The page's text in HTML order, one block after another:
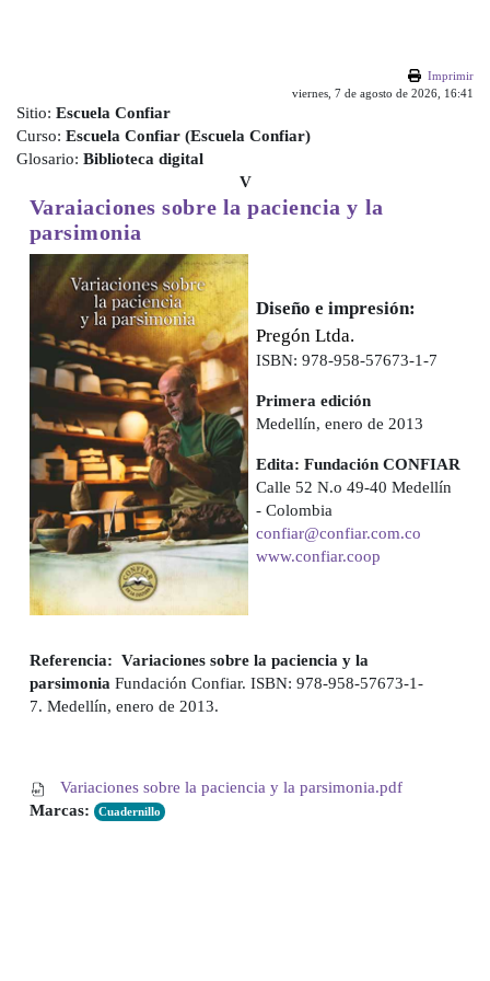
Imprimir
viernes, 7 de agosto de 2026, 16:41
Sitio: Escuela Confiar
Curso: Escuela Confiar (Escuela Confiar)
Glosario: Biblioteca digital
V
Varaiaciones sobre la paciencia y la
parsimonia
Diseño e impresión:
Pregón Ltda.
ISBN: 978-958-57673-1-7
Primera edición
Medellín, enero de 2013
Edita: Fundación CONFIAR
Calle 52 N.o 49-40 Medellín
- Colombia
confiar@confiar.com.co
www.confiar.coop
Referencia: Variaciones sobre la paciencia y la
parsimonia Fundación Confiar. ISBN: 978-958-57673-1-
7. Medellín, enero de 2013.
Variaciones sobre la paciencia y la parsimonia.pdf
Marcas:
Cuadernillo